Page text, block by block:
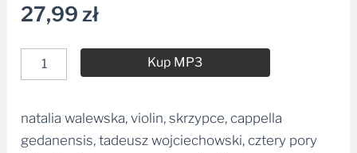
27,99zł
Kup MP3
Alternative:
natalia walewska, violin, skrzypce, cappella
gedanensis, tadeusz wojciechowski, cztery pory